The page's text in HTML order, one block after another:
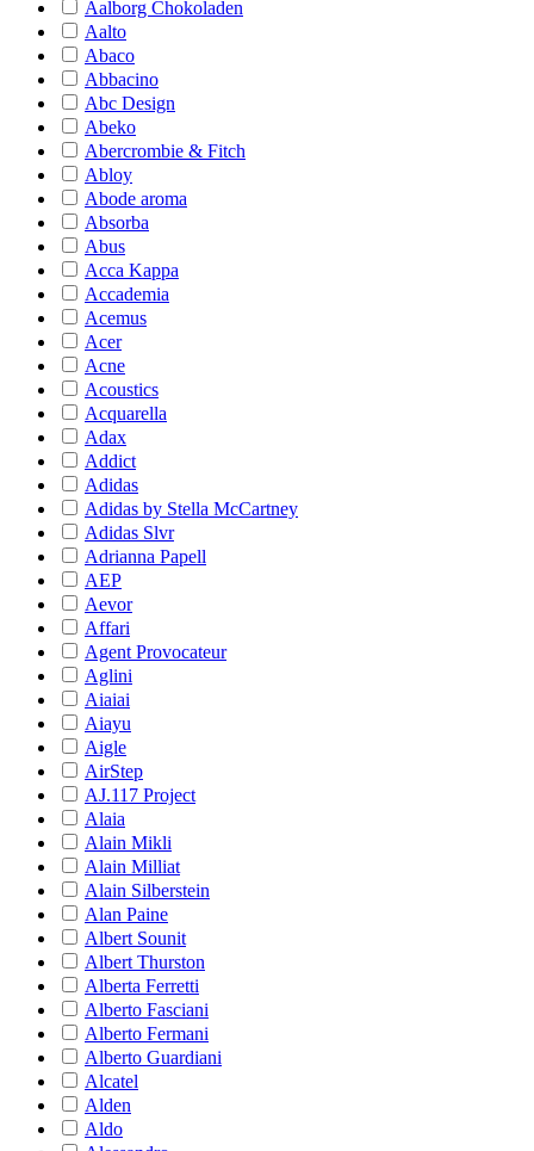
Aalborg Chokoladen
Aalto
Abaco
Abbacino
Abc Design
Abeko
Abercrombie & Fitch
Abloy
Abode aroma
Absorba
Abus
Acca Kappa
Accademia
Acemus
Acer
Acne
Acoustics
Acquarella
Adax
Addict
Adidas
Adidas by Stella McCartney
Adidas Slvr
Adrianna Papell
AEP
Aevor
Affari
Agent Provocateur
Aglini
Aiaiai
Aiayu
Aigle
AirStep
AJ.117 Project
Alaia
Alain Mikli
Alain Milliat
Alain Silberstein
Alan Paine
Albert Sounit
Albert Thurston
Alberta Ferretti
Alberto Fasciani
Alberto Fermani
Alberto Guardiani
Alcatel
Alden
Aldo